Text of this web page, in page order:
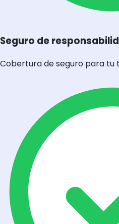
Seguro de
Cobertura de seguro para tu